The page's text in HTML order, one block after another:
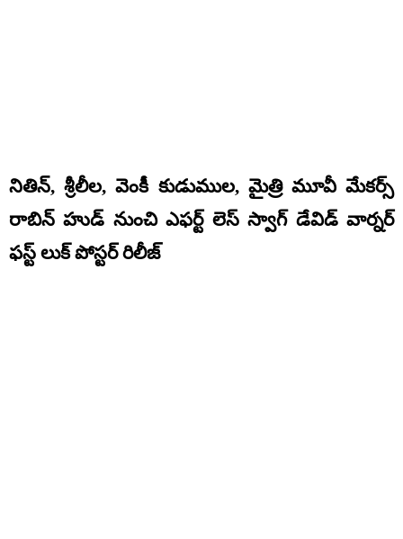
నితిన్, శ్రీలీల, వెంకీ కుడుముల, మైత్రి మూవీ మేకర్స్
రాబిన్ హుడ్ నుంచి ఎఫర్ట్ లెస్ స్వాగ్ డేవిడ్ వార్నర్
ఫస్ట్ లుక్ పోస్టర్ రిలీజ్